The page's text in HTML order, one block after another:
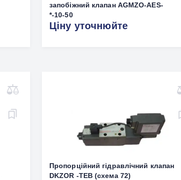
запобіжний клапан AGMZO-AES-
*-10-50
Ціну уточнюйте
Пропорційний гідравлічний клапан
DKZOR -TEB (схема 72)